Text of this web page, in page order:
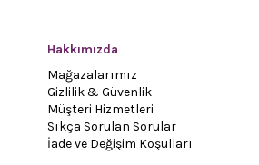
Hakkımızda
Mağazalarımız
Gizlilik & Güvenlik
Müşteri Hizmetleri
Sıkça Sorulan Sorular
İade ve Değişim Koşulları